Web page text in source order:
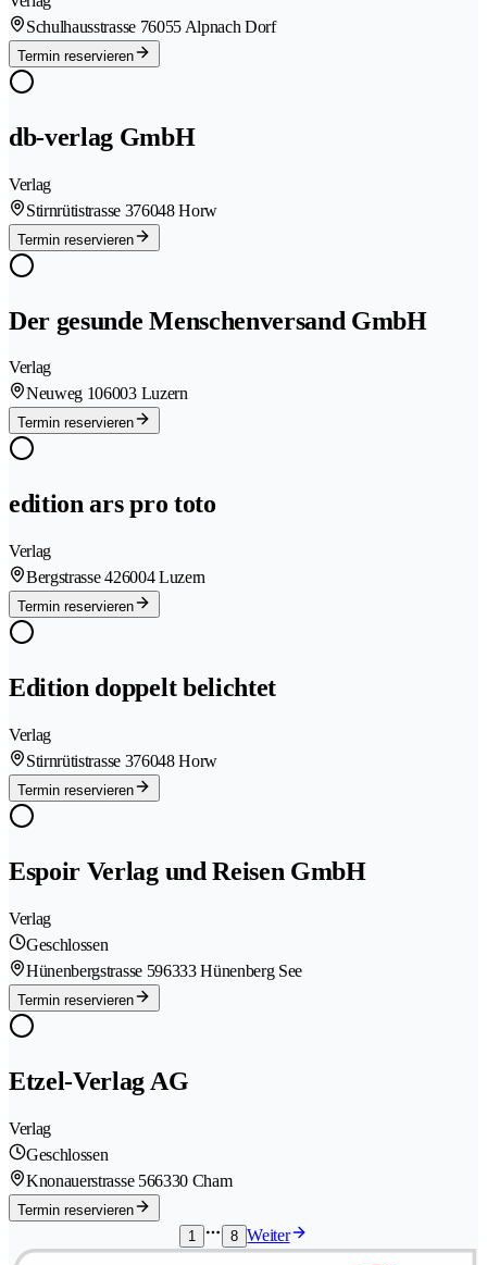
Schulhausstrasse 76055 Alpnach Dorf
Termin reservieren
db-verlag GmbH
Verlag
Stirnrütistrasse 376048 Horw
Termin reservieren
Der gesunde Menschenversand GmbH
Verlag
Neuweg 106003 Luzern
Termin reservieren
edition ars pro toto
Verlag
Bergstrasse 426004 Luzern
Termin reservieren
Edition doppelt belichtet
Verlag
Stirnrütistrasse 376048 Horw
Termin reservieren
Espoir Verlag und Reisen GmbH
Verlag
Geschlossen
Hünenbergstrasse 596333 Hünenberg See
Termin reservieren
Etzel-Verlag AG
Verlag
Geschlossen
Knonauerstrasse 566330 Cham
Termin reservieren
1
8 Weiter